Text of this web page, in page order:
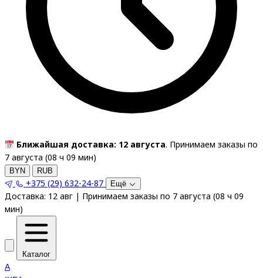
Ближайшая доставка: 12 августа. Принимаем заказы по
7 августа (08 ч 09 мин)
BYN RUB
+375 (29) 632-24-87 Ещё
Доставка: 12 авг | Принимаем заказы по 7 августа (08 ч 09
мин)
Каталог
A